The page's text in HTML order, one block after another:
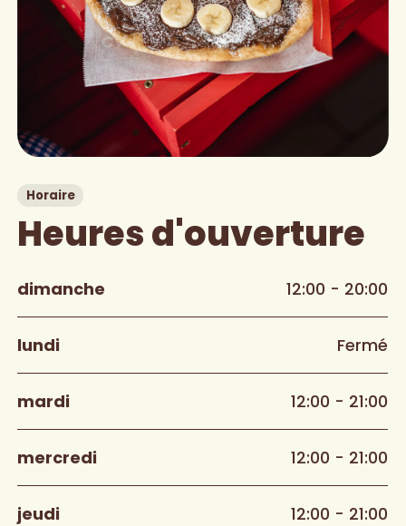
Horaire
Heures d'ouverture
dimanche 12:00 - 20:00
lundi Fermé
mardi 12:00 - 21:00
mercredi 12:00 - 21:00
jeudi 12:00 - 21:00